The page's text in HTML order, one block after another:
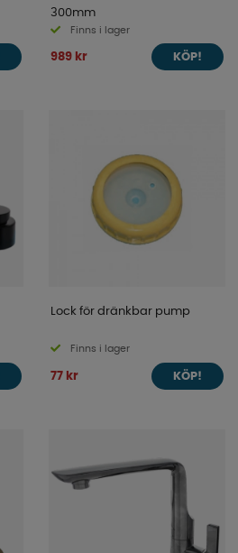
300mm
Finns i lager
989 kr KÖP!
Lock för dränkbar pump
Finns i lager
77 kr KÖP!